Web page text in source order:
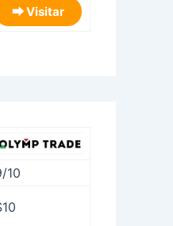
⮕ Visitar
10